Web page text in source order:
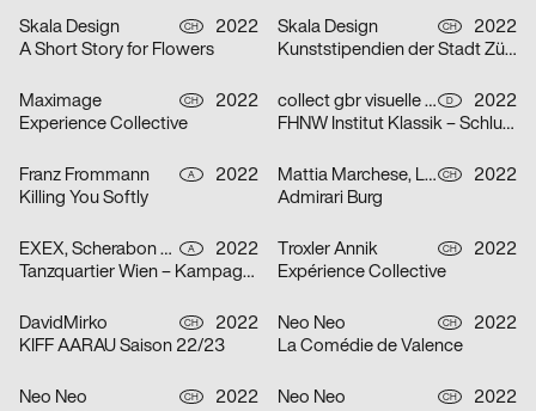
Skala Design CH
2022
A Short Story for Flowers
Skala Design CH
2022
Kunststipendien der Stadt Zürich 2022
Maximage CH
2022
Experience Collective
collect gbr visuelle kommunikation D
2022
FHNW Institut Klassik – Schlusskonzerte 2022
Franz Frommann A
2022
Killing You Softly
Mattia Marchese, Lukas Lüdi CH
2022
Admirari Burg
EXEX, Scherabon Herwig, Ilija Hvala, Anouk Rehorek, Erli Grünzweil, Joshua Alena Mallek A
2022
Tanzquartier Wien – Kampagne Julia Müllner
Troxler Annik CH
2022
Expérience Collective
DavidMirko CH
2022
KIFF AARAU Saison 22/23
Neo Neo CH
2022
La Comédie de Valence
Neo Neo CH
2022
Neo Neo CH
2022